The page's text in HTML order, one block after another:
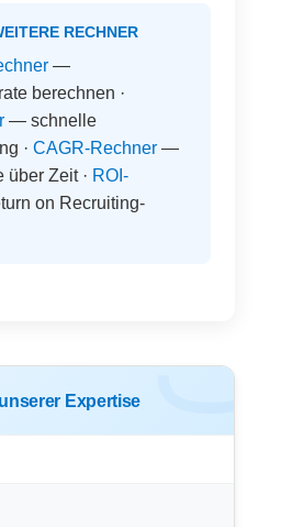
RECHNER
—
berechnen ·
— schnelle
·CAGR-Rechner —
über Zeit · ROI-
on Recruiting-
Expertise